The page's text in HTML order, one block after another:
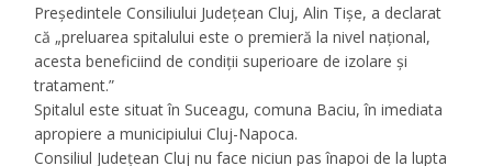
Președintele Consiliului Județean Cluj, Alin Tișe, a declarat
că „preluarea spitalului este o premieră la nivel național,
acesta beneficiind de condiții superioare de izolare și
tratament.”
Spitalul este situat în Suceagu, comuna Baciu, în imediata
apropiere a municipiului Cluj-Napoca.
Consiliul Județean Cluj nu face niciun pas înapoi de la lupta